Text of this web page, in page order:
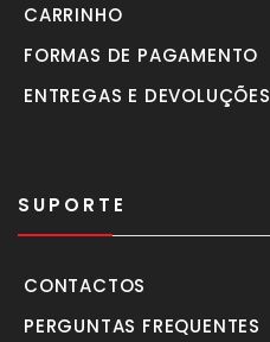
CARRINHO
FORMAS DE PAGAMENTO
ENTREGAS E DEVOLUÇÕES
SUPORTE
CONTACTOS
PERGUNTAS FREQUENTES